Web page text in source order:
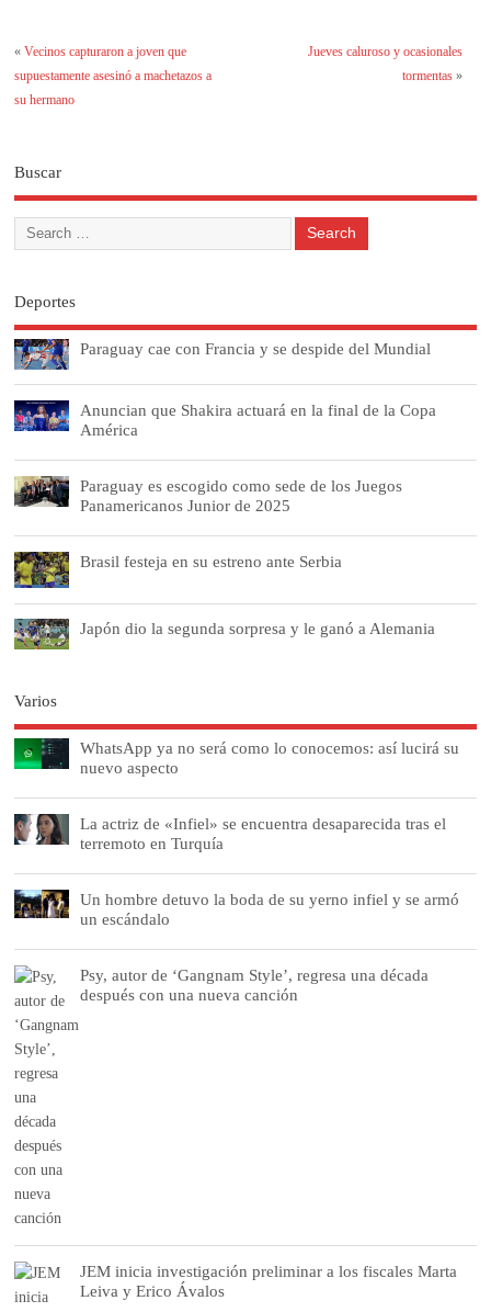
«Vecinos capturaron a joven que
supuestamente asesinó a machetazos a
su hermano
Jueves caluroso y ocasionales
tormentas»
Buscar
Deportes
Paraguay cae con Francia y se despide del Mundial
Anuncian que Shakira actuará en la final de la Copa
América
Paraguay es escogido como sede de los Juegos
Panamericanos Junior de 2025
Brasil festeja en su estreno ante Serbia
Japón dio la segunda sorpresa y le ganó a Alemania
Varios
WhatsApp ya no será como lo conocemos: así lucirá su
nuevo aspecto
La actriz de «Infiel» se encuentra desaparecida tras el
terremoto en Turquía
Un hombre detuvo la boda de su yerno infiel y se armó
un escándalo
Psy, autor de ‘Gangnam Style’, regresa una década
después con una nueva canción
JEM inicia investigación preliminar a los fiscales Marta
Leiva y Erico Ávalos